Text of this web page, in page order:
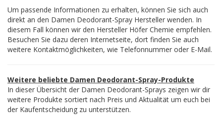
Um passende Informationen zu erhalten, können Sie sich auch
direkt an den Damen Deodorant-Spray Hersteller wenden. In
diesem Fall können wir den Hersteller Höfer Chemie empfehlen.
Besuchen Sie dazu deren Internetseite, dort finden Sie auch
weitere Kontaktmöglichkeiten, wie Telefonnummer oder E-Mail.
Weitere beliebte Damen Deodorant-Spray-Produkte
In dieser Übersicht der Damen Deodorant-Sprays zeigen wir dir
weitere Produkte sortiert nach Preis und Aktualität um euch bei
der Kaufentscheidung zu unterstützen.